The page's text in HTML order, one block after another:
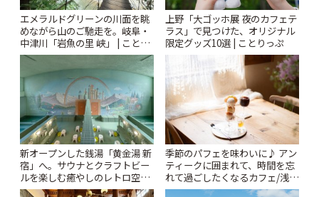
エメラルドグリーンの川面を眺
めながら山のご馳走を。岐阜・
中津川「岩魚の里 峡」 | ことり
っぷ
上野「大ゴッホ展 夜のカフェテ
ラス」で見つけた、オリジナル
限定グッズ10選 | ことりっぷ
新オープンした銭湯「黄金湯 新
宿」へ。サウナとクラフトビー
ルを楽しむ癒やしのレトロ空間
| ことりっぷ
季節のパフェを味わいに♪ アン
ティークに囲まれて、時間を忘
れて過ごしたくなるカフェ/浅草
「annorum cafe」 | ことりっぷ